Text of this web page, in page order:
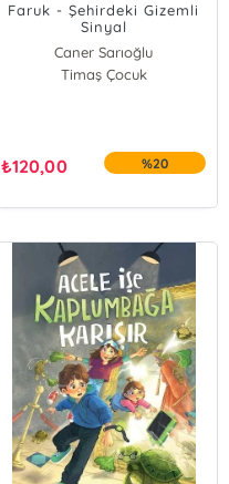
Faruk - Şehirdeki Gizemli
Sinyal
Caner Sarıoğlu
Timaş Çocuk
₺120,00 %20